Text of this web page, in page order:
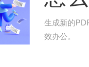
生成新的
效办公。